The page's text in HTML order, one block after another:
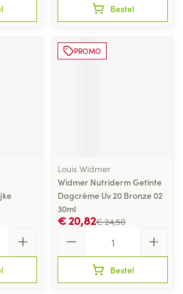
Bestel
PROMO
Louis Widmer
Widmer Nutriderm Getinte
Dagcrème Uv 20 Bronze 02
30ml
€ 24,50
€ 20,82
Bestel